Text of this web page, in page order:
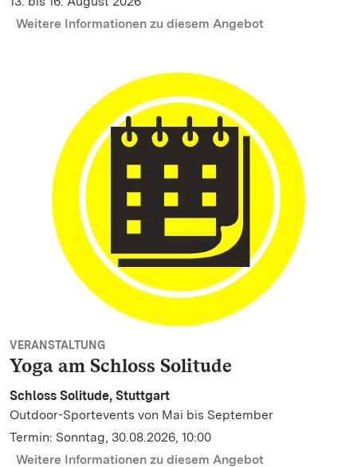
Weitere Informationen zu diesem Angebot
VERANSTALTUNG
Yoga am Schloss Solitude
Schloss Solitude, Stuttgart
Outdoor-Sportevents von Mai bis September
Termin: Sonntag, 30.08.2026, 10:00
Weitere Informationen zu diesem Angebot